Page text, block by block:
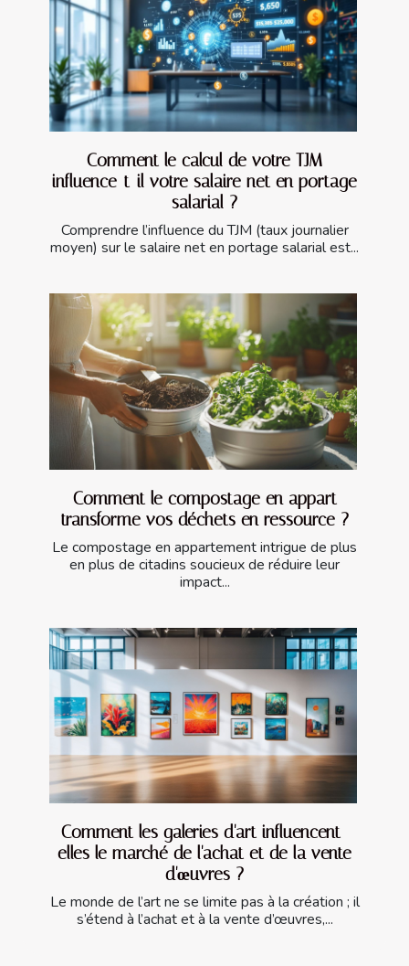
Comment le calcul de votre TJM
influence-t-il votre salaire net en portage
salarial ?
Comprendre l’influence du TJM (taux journalier
moyen) sur le salaire net en portage salarial est...
Comment le compostage en appart
transforme vos déchets en ressource ?
Le compostage en appartement intrigue de plus
en plus de citadins soucieux de réduire leur
impact...
Comment les galeries d'art influencent-
elles le marché de l'achat et de la vente
d'œuvres ?
Le monde de l’art ne se limite pas à la création ; il
s’étend à l’achat et à la vente d’œuvres,...